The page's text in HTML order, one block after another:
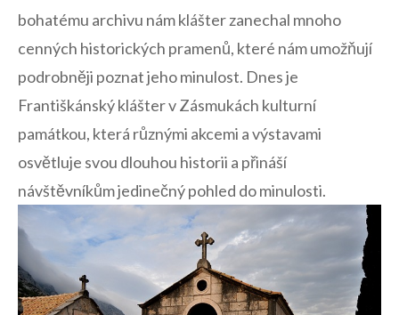
bohatému archivu nám klášter⁤ zanechal mnoho‍
cenných ‌historických pramenů, které⁢ nám umožňují
podrobněji poznat jeho minulost. Dnes je
Františkánský klášter v Zásmukách kulturní
památkou, která různými akcemi a výstavami
osvětluje svou dlouhou⁢ historii a‌ přináší
návštěvníkům jedinečný pohled do minulosti.